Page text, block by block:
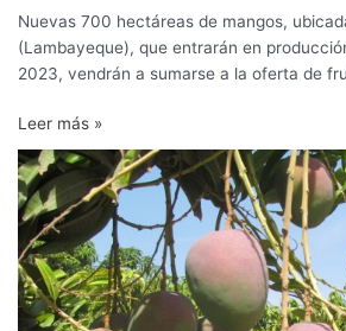
Nuevas 700 hectáreas de mangos,
(Lambayeque), que entrarán en
2023, vendrán a sumarse a la oferta de
sumará
producción
de
nuevas
700
del
valle
de
Olmos
Leer más »
El
mango
de
Perú
requiere
ordenar
su